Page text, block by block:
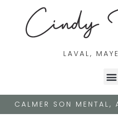
LAVAL,
CALMER SON MENTAL,